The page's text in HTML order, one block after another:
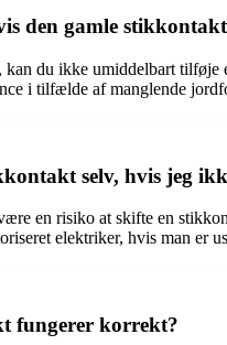
den gamle
du ikke umiddelbart
i tilfælde af manglende
selv, hvis jeg
en risiko at skifte en
elektriker, hvis man er
fungerer korrekt?